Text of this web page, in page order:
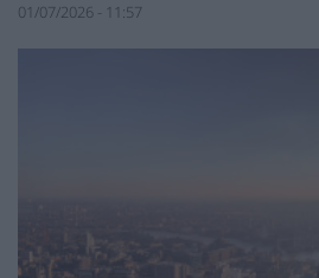
01/07/2026 - 11:57